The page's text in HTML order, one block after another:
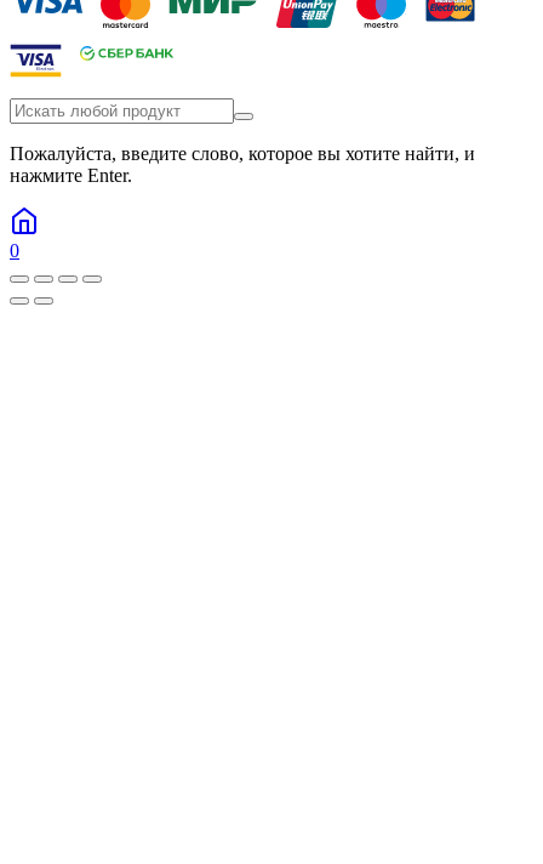
Пожалуйста, введите слово, которое вы хотите найти, и
нажмите Enter.
0